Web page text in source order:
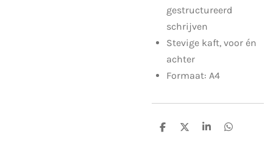
gestructureerd
schrijven
Stevige kaft, voor én
achter
Formaat: A4
D
D
S
D